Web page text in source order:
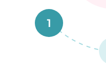
1